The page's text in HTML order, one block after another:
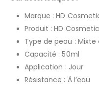
Marque : HD
Produit : HD
Type de peau : Mixte
Capacité : 50ml
Application : Jour
Résistance : À l’eau